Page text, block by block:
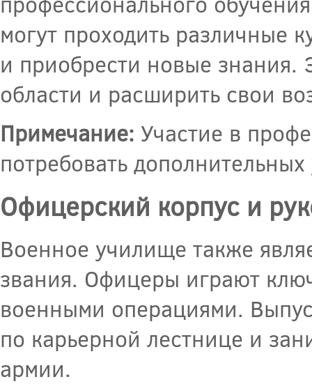
могут проходить различные
и приобрести новые знания.
области и расширить свои
Примечание: Участие в
потребовать
Офицерский корпус и
Военное училище также
звания. Офицеры играют
военными операциями.
по карьерной лестнице и
армии.